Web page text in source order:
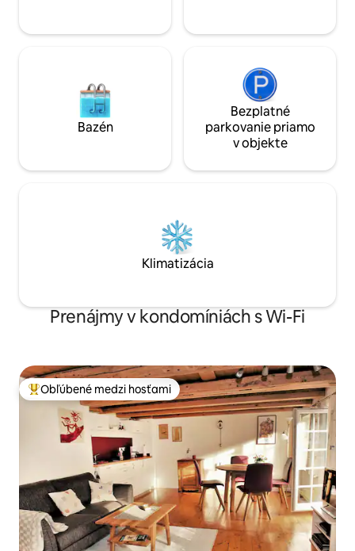
Bazén
Bezplatné
parkovanie priamo
v objekte
Klimatizácia
Prenájmy v kondomíniách s Wi-Fi
Najobľúbenejšie medzi hosťami
Obľúbené medzi hosťami